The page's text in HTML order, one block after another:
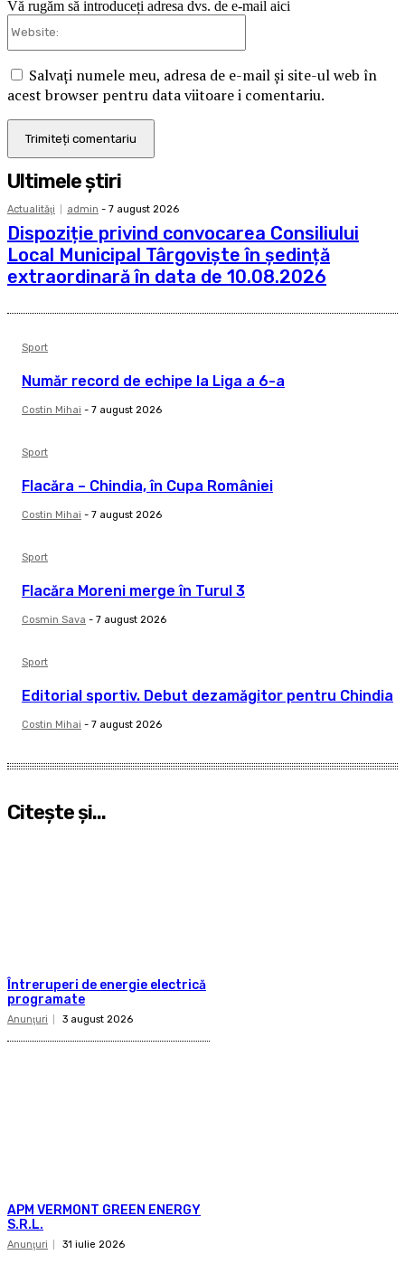
Vă rugăm să introduceți adresa dvs. de e-mail aici
Salvați numele meu, adresa de e-mail și site-ul web în
acest browser pentru data viitoare i comentariu.
Ultimele ştiri
Actualităţi admin - 7 august 2026
Dispoziție privind convocarea Consiliului
Local Municipal Târgoviște în ședință
extraordinară în data de 10.08.2026
Sport
Număr record de echipe la Liga a 6-a
Costin Mihai - 7 august 2026
Sport
Flacăra – Chindia, în Cupa României
Costin Mihai - 7 august 2026
Sport
Flacăra Moreni merge în Turul 3
Cosmin Sava - 7 august 2026
Sport
Editorial sportiv. Debut dezamăgitor pentru Chindia
Costin Mihai - 7 august 2026
Citeşte şi...
Întreruperi de energie electrică
programate
Anunţuri 3 august 2026
APM VERMONT GREEN ENERGY
S.R.L.
Anunţuri 31 iulie 2026